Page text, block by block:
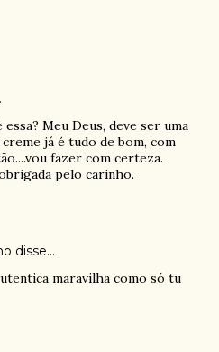
Meu Deus, deve ser uma
já é tudo de bom, com
fazer com certeza.
pelo carinho.
disse…
maravilha como só tu